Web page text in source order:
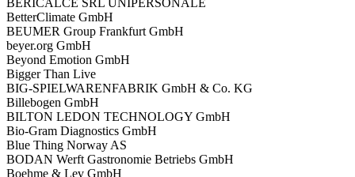
BERICALCE SRL UNIPERSONALE
BetterClimate GmbH
BEUMER Group Frankfurt GmbH
beyer.org GmbH
Beyond Emotion GmbH
Bigger Than Live
BIG-SPIELWARENFABRIK GmbH & Co. KG
Billebogen GmbH
BILTON LEDON TECHNOLOGY GmbH
Bio-Gram Diagnostics GmbH
Blue Thing Norway AS
BODAN Werft Gastronomie Betriebs GmbH
Boehme & Lev GmbH